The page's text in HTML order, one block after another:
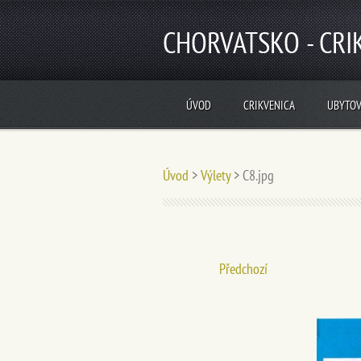
CHORVATSKO -
ÚVOD CRIKVENICA
Úvod >Výlety >C8.jpg
Předchozí